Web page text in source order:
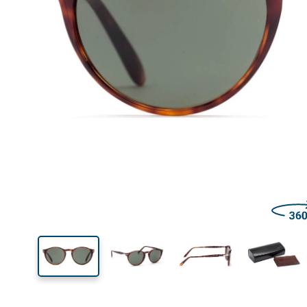
45 mm
Výška očnice
50 mm
Šírka očnice